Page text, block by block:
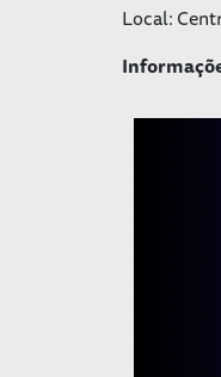
Local: